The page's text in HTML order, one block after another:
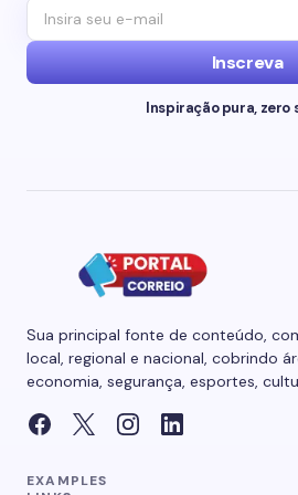
Inscreva
Inspiração pura, zero
Sua principal fonte de conteúdo,
local, regional e nacional, cobrindo
economia, segurança, esportes,
EXAMPLES